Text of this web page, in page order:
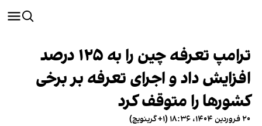
ترامپ تعرفه چین را به ۱۲۵ درصد
افزایش داد و اجرای تعرفه بر برخی
کشورها را متوقف کرد
۲۰ فروردین ۱۴۰۴، ۱۸:۳۶ (‎+۱ گرینویچ)